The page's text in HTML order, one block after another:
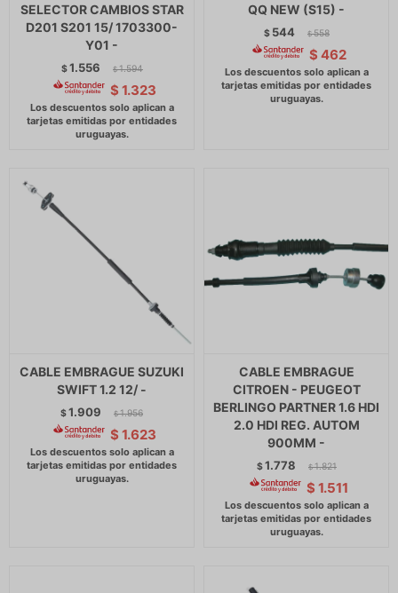
SELECTOR CAMBIOS STAR
D201 S201 15/ 1703300-
Y01 -
$1.556 $ 1.594
$ 1.323
QQ NEW (S15) -
$ 544 $ 558
$ 462
CABLE EMBRAGUE SUZUKI
SWIFT 1.2 12/ -
$1.909 $ 1.956
$ 1.623
CABLE EMBRAGUE
CITROEN - PEUGEOT
BERLINGO PARTNER 1.6 HDI
2.0 HDI REG. AUTOM
900MM -
$1.778 $ 1.821
$ 1.511